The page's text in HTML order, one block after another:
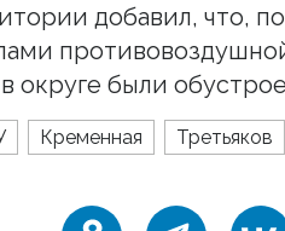
добавил, что,
округе были
Кременная Третьяков